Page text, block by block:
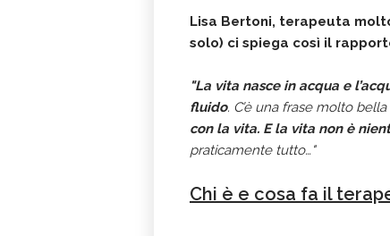
Lisa Bertoni, terapeuta
solo) ci spiega così il
"La vita nasce in acqua e
fluido. C’è una frase molto
con la vita. E la vita non è
praticamente tutto…"
Chi è e cosa fa il